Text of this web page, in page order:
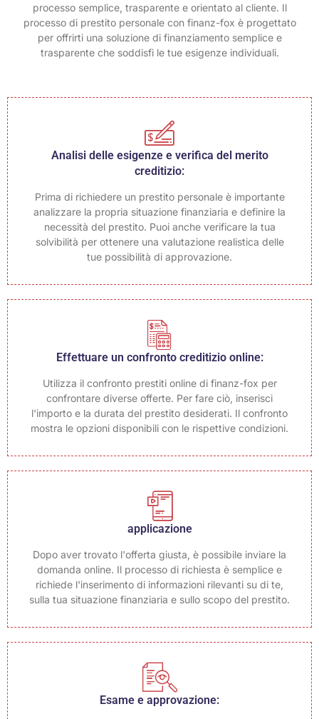
processo semplice, trasparente e orientato al cliente. Il
processo di prestito personale con finanz-fox è progettato
per offrirti una soluzione di finanziamento semplice e
trasparente che soddisfi le tue esigenze individuali.
Analisi delle esigenze e verifica del merito
creditizio:
Prima di richiedere un prestito personale è importante
analizzare la propria situazione finanziaria e definire la
necessità del prestito. Puoi anche verificare la tua
solvibilità per ottenere una valutazione realistica delle
tue possibilità di approvazione.
Effettuare un confronto creditizio online:
Utilizza il confronto prestiti online di finanz-fox per
confrontare diverse offerte. Per fare ciò, inserisci
l'importo e la durata del prestito desiderati. Il confronto
mostra le opzioni disponibili con le rispettive condizioni.
applicazione
Dopo aver trovato l'offerta giusta, è possibile inviare la
domanda online. Il processo di richiesta è semplice e
richiede l'inserimento di informazioni rilevanti su di te,
sulla tua situazione finanziaria e sullo scopo del prestito.
Esame e approvazione: